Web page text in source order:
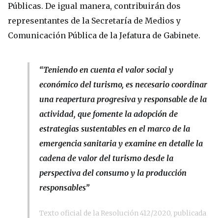
Públicas. De igual manera, contribuirán dos
representantes de la Secretaría de Medios y
Comunicación Pública de la Jefatura de Gabinete.
“Teniendo en cuenta el valor social y
económico del turismo, es necesario coordinar
una reapertura progresiva y responsable de la
actividad, que fomente la adopción de
estrategias sustentables en el marco de la
emergencia sanitaria y examine en detalle la
cadena de valor del turismo desde la
perspectiva del consumo y la producción
responsables”
Texto oficial de la Resolución 412/2020, publicada